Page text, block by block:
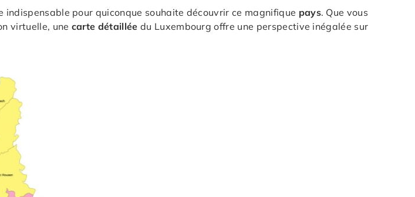
indispensable pour quiconque souhaite découvrir ce magnifique pays. Que vous
virtuelle, une carte détaillée du Luxembourg offre une perspective inégalée sur